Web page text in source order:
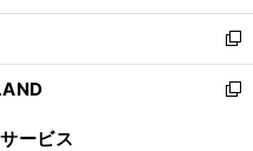
開
く
ウ
で
開
く
ン
ド
ウ
で
ウ
ィ
ン
ド
新
し
い
新
ービス